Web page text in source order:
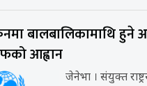
बालबालिकामाथि हुने
आह्वान
जेनेभा । संयुक्त